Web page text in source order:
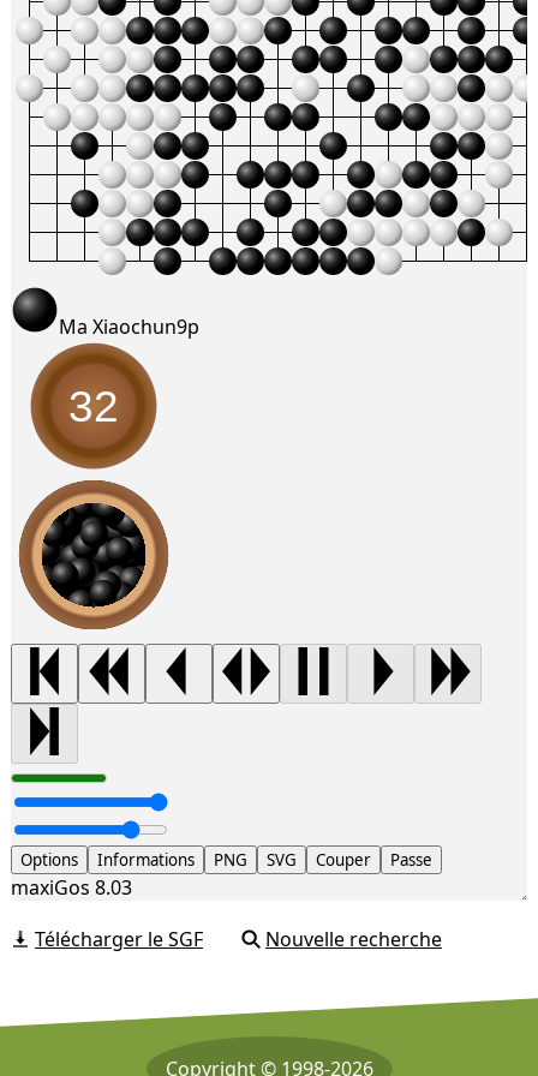
Ma Xiaochun9p
32
Options Informations PNG SVG Couper Passe
maxiGos 8.03
Télécharger le SGF
Nouvelle recherche
Copyright © 1998-2026